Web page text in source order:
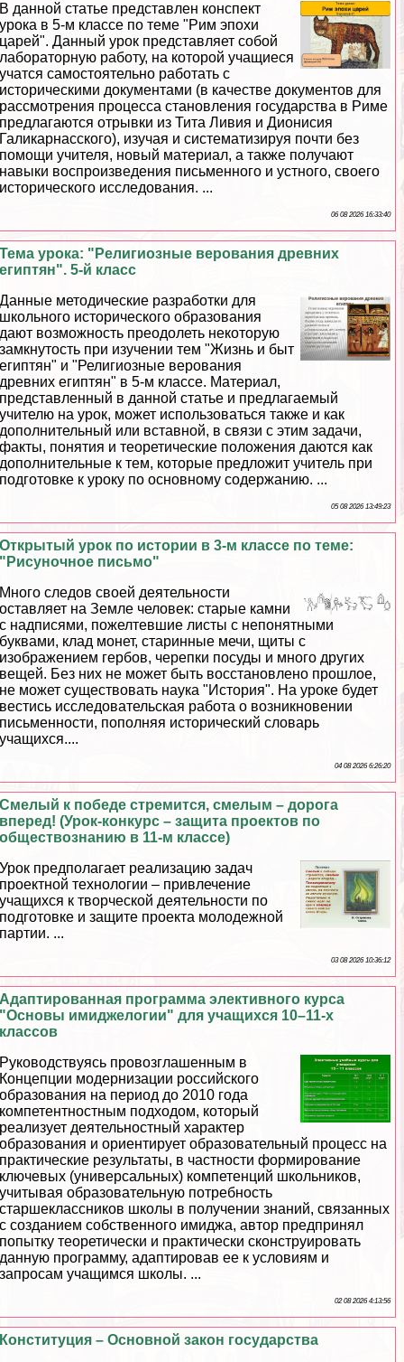
В данной статье представлен конспект
урока в 5-м классе по теме "Рим эпохи
царей". Данный урок представляет собой
лабораторную работу, на которой учащиеся
учатся самостоятельно работать с
историческими документами (в качестве документов для
рассмотрения процесса становления государства в Риме
предлагаются отрывки из Тита Ливия и Дионисия
Галикарнасского), изучая и систематизируя почти без
помощи учителя, новый материал, а также получают
навыки воспроизведения письменного и устного, своего
исторического исследования. ...
06 08 2026 16:33:40
Тема урока: "Религиозные верования древних
египтян". 5-й класс
Данные методические разработки для
школьного исторического образования
дают возможность преодолеть некоторую
замкнутость при изучении тем "Жизнь и быт
египтян" и "Религиозные верования
древних египтян" в 5-м классе. Материал,
представленный в данной статье и предлагаемый
учителю на урок, может использоваться также и как
дополнительный или вставной, в связи с этим задачи,
факты, понятия и теоретические положения даются как
дополнительные к тем, которые предложит учитель при
подготовке к уроку по основному содержанию. ...
05 08 2026 13:49:23
Открытый урок по истории в 3-м классе по теме:
"Рисуночное письмо"
Много следов своей деятельности
оставляет на Земле человек: старые камни
с надписями, пожелтевшие листы с непонятными
буквами, клад монет, старинные мечи, щиты с
изображением гербов, черепки посуды и много других
вещей. Без них не может быть восстановлено прошлое,
не может существовать наука "История". На уроке будет
вестись исследовательская работа о возникновении
письменности, пополняя исторический словарь
учащихся....
04 08 2026 6:26:20
Смелый к победе стремится, смелым – дорога
вперед! (Урок-конкурс – защита проектов по
обществознанию в 11-м классе)
Урок предполагает реализацию задач
проектной технологии – привлечение
учащихся к творческой деятельности по
подготовке и защите проекта молодежной
партии. ...
03 08 2026 10:36:12
Адаптированная программа элективного курса
"Основы имиджелогии" для учащихся 10–11-х
классов
Руководствуясь провозглашенным в
Концепции модернизации российского
образования на период до 2010 года
компетентностным подходом, который
реализует деятельностный хаpaктер
образования и ориентирует образовательный процесс на
пpaктические результаты, в частности формирование
ключевых (универсальных) компетенций школьников,
учитывая образовательную потребность
старшеклассников школы в получении знаний, связанных
с созданием собственного имиджа, автор предпринял
попытку теоретически и пpaктически сконструировать
данную программу, адаптировав ее к условиям и
запросам учащимся школы. ...
02 08 2026 4:13:56
Конституция – Основной закон государства